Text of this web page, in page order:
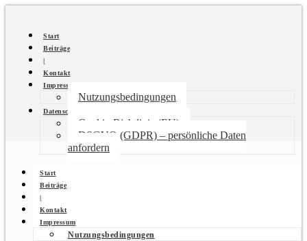
Start
Beiträge
|
Kontakt
Impressum
Nutzungsbedingungen
Datenschutzerklärung
Cookie-Richtlinie (EU)
DSGVO (GDPR) – persönliche Daten
anfordern
Start
Beiträge
|
Kontakt
Impressum
Nutzungsbedingungen